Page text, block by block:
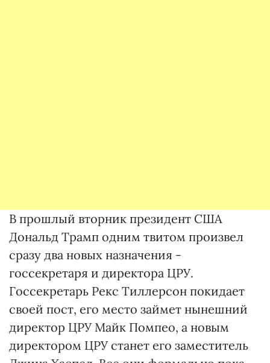
В прошлый вторник президент США
Дональд Трамп одним твитом произвел
сразу два новых назначения -
госсекретаря и директора ЦРУ.
Госсекретарь Рекс Тиллерсон покидает
своей пост, его место займет нынешний
директор ЦРУ Майк Помпео, а новым
директором ЦРУ станет его заместитель